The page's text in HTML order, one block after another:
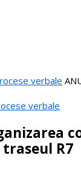
verbale
verbale
R7